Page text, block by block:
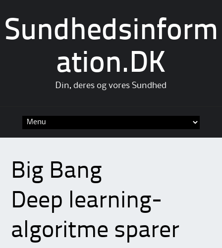
Sundhedsinform
ation.DK
Din, deres og vores Sundhed
Big Bang
Deep learning-
algoritme sparer